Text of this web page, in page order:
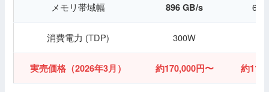
メモリ帯域幅 896 GB/s 672
消費電力 (TDP) 300W
実売価格（2026年3月） 約170,000円〜 約